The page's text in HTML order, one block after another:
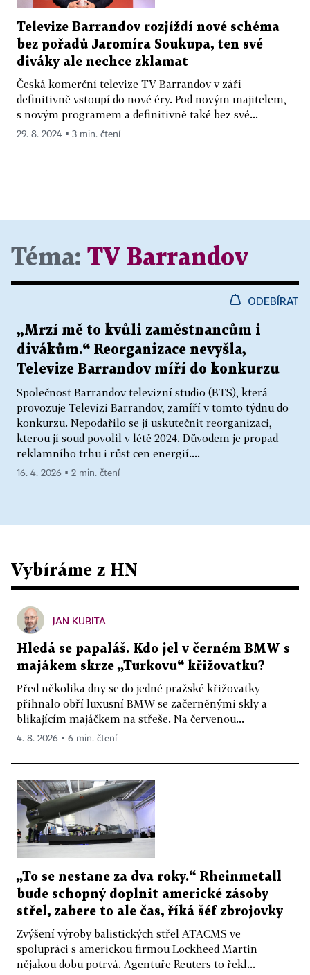
Televize Barrandov rozjíždí nové schéma
bez pořadů Jaromíra Soukupa, ten své
diváky ale nechce zklamat
Česká komerční televize TV Barrandov v září
definitivně vstoupí do nové éry. Pod novým majitelem,
s novým programem a definitivně také bez své...
29. 8. 2024 ▪ 3 min. čtení
Téma: TV Barrandov
ODEBÍRAT
„Mrzí mě to kvůli zaměstnancům i
divákům.“ Reorganizace nevyšla,
Televize Barrandov míří do konkurzu
Společnost Barrandov televizní studio (BTS), která
provozuje Televizi Barrandov, zamíří v tomto týdnu do
konkurzu. Nepodařilo se jí uskutečnit reorganizaci,
kterou jí soud povolil v létě 2024. Důvodem je propad
reklamního trhu i růst cen energií....
16. 4. 2026 ▪ 2 min. čtení
Vybíráme z HN
JAN KUBITA
Hledá se papaláš. Kdo jel v černém BMW s
majákem skrze „Turkovu“ křižovatku?
Před několika dny se do jedné pražské křižovatky
přihnalo obří luxusní BMW se začerněnými skly a
blikajícím majáčkem na střeše. Na červenou...
4. 8. 2026 ▪ 6 min. čtení
„To se nestane za dva roky.“ Rheinmetall
bude schopný doplnit americké zásoby
střel, zabere to ale čas, říká šéf zbrojovky
Zvýšení výroby balistických střel ATACMS ve
spolupráci s americkou firmou Lockheed Martin
nějakou dobu potrvá. Agentuře Reuters to řekl...